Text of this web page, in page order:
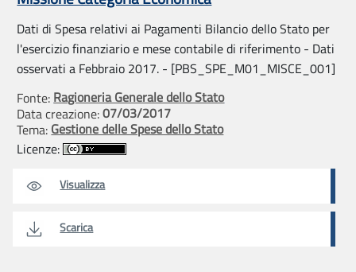
Dati di Spesa relativi ai Pagamenti Bilancio dello Stato per
l'esercizio finanziario e mese contabile di riferimento - Dati
osservati a Febbraio 2017. - [PBS_SPE_M01_MISCE_001]
Fonte: Ragioneria Generale dello Stato
Data creazione:07/03/2017
Tema: Gestione delle Spese dello Stato
Licenze:
Visualizza
Scarica